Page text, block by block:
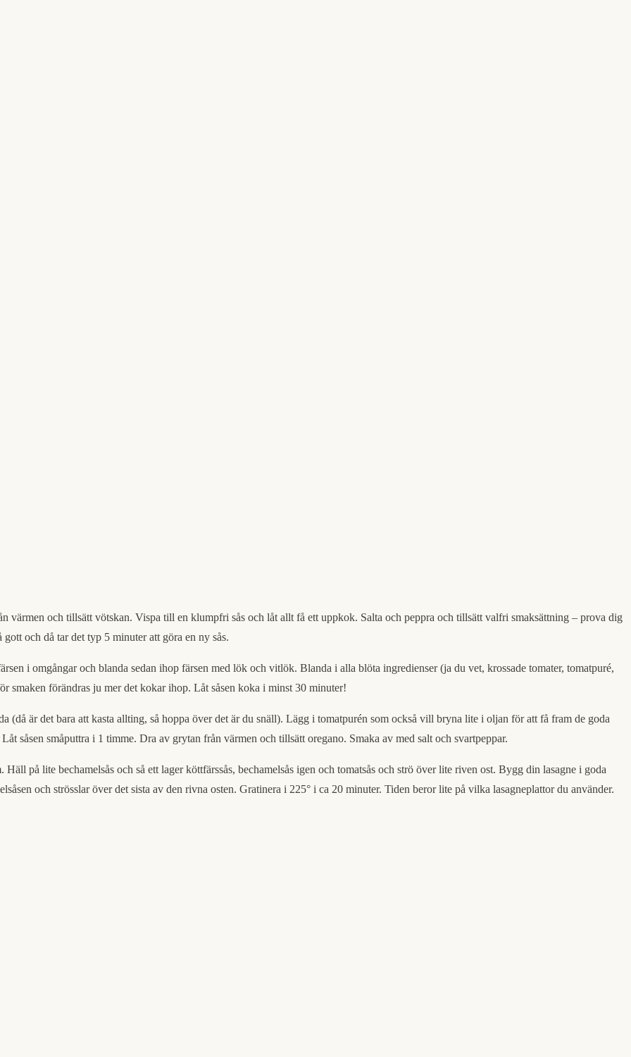
värmen och tillsätt vötskan. Vispa till en klumpfri sås och låt allt få ett uppkok. Salta och peppra och tillsätt valfri smaksättning – prova dig
och då tar det typ 5 minuter att göra en ny sås.
i omgångar och blanda sedan ihop färsen med lök och vitlök. Blanda i alla blöta ingredienser (ja du vet, krossade tomater, tomatpuré,
smaken förändras ju mer det kokar ihop. Låt såsen koka i minst 30 minuter!
är det bara att kasta allting, så hoppa över det är du snäll). Lägg i tomatpurén som också vill bryna lite i oljan för att få fram de goda
såsen småputtra i 1 timme. Dra av grytan från värmen och tillsätt oregano. Smaka av med salt och svartpeppar.
på lite bechamelsås och så ett lager köttfärssås, bechamelsås igen och tomatsås och strö över lite riven ost. Bygg din lasagne i goda
och strösslar över det sista av den rivna osten. Gratinera i 225° i ca 20 minuter. Tiden beror lite på vilka lasagneplattor du använder.